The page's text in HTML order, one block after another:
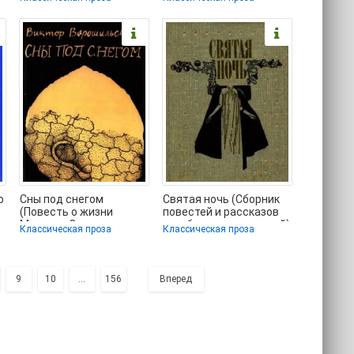
бесплатно полные
Сны под снегом
(Повесть о жизни
Михаила Салтыкова-
Классическая проза
Святая ночь (Сборник
повестей и рассказов
зарубежных писателей)
- Вебер Виктор
Классическая проза
9 10 ... 156 Вперед